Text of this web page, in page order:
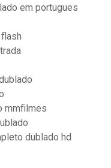
em portugues
mmfilmes
dublado hd